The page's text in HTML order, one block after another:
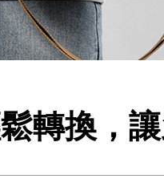
轉換，